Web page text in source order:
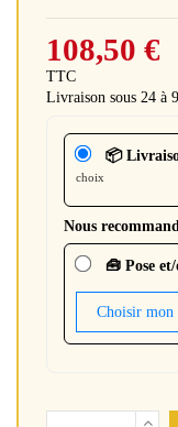
108,50 €
TTC
Livraison sous 24 à
📦
choix
Nous
🧰 Pose
Choisir mon